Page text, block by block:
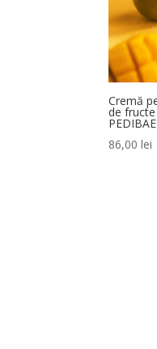
Cremă
de fructe
86,00lei